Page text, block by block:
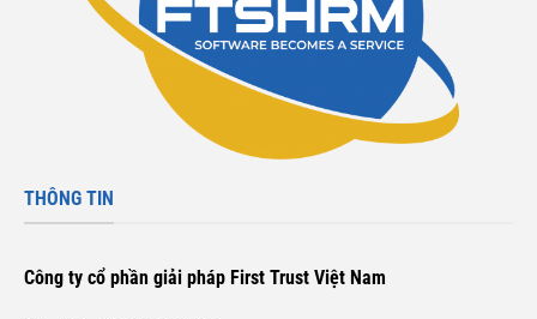
THÔNG TIN
Công ty cổ phần giải pháp First Trust Việt Nam